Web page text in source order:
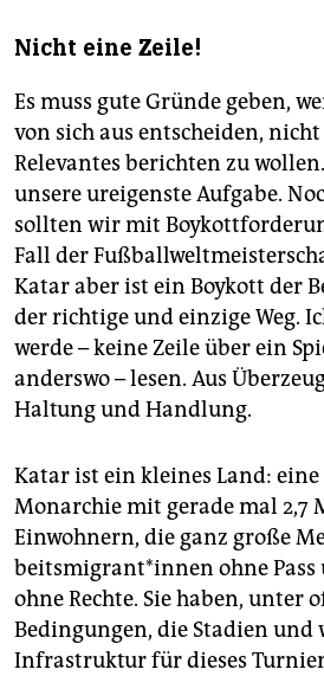
Nicht eine Zeile!
Es muss gute Gründe geben,
von sich aus entscheiden,
Relevantes berichten zu
unsere ureigenste Aufgabe.
sollten wir mit
Fall der
Katar aber ist ein Boykott der
der richtige und einzige Weg.
werde – keine Zeile über ein
anderswo – lesen. Aus
Haltung und Handlung.
Katar ist ein kleines Land:
Monarchie mit gerade mal 2,7
Einwohnern, die ganz große
beits­mi­gran­t*in­nen ohne Pass
ohne Rechte. Sie haben, unter
Bedingungen, die Stadien und
Infrastruktur für dieses